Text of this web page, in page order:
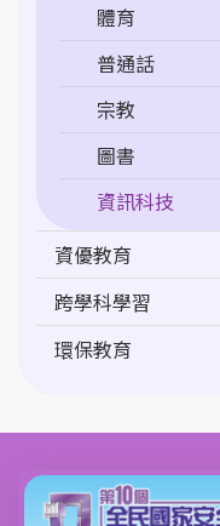
體育
普通話
宗教
圖書
資訊科技
資優教育
跨學科學習
環保教育